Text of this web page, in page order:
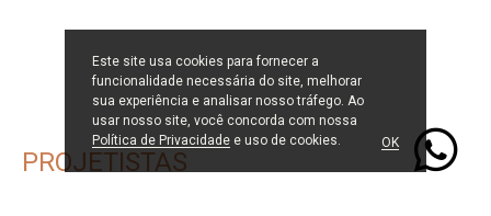
PROJETISTAS
Este site usa cookies para fornecer a
funcionalidade necessária do site, melhorar
sua experiência e analisar nosso tráfego. Ao
usar nosso site, você concorda com nossa
Política de Privacidade e uso de cookies. OK
INICIAR CONVERSA